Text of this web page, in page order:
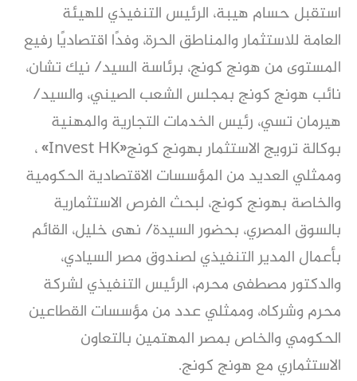
استقبل حسام هيبة، الرئيس التنفيذي للهيئة
العامة للاستثمار والمناطق الحرة، وفدًا اقتصاديًا رفيع
المستوى من هونج كونج، برئاسة السيد/ نيك تشان،
نائب هونج كونج بمجلس الشعب الصيني، والسيد/
هيرمان تسي، رئيس الخدمات التجارية والمهنية
بوكالة ترويج الاستثمار بهونج كونج«Invest HK» ،
وممثلي العديد من المؤسسات الاقتصادية الحكومية
والخاصة بهونج كونج، لبحث الفرص الاستثمارية
بالسوق المصري، بحضور السيدة/ نهى خليل، القائم
بأعمال المدير التنفيذي لصندوق مصر السيادي،
والدكتور مصطفى محرم، الرئيس التنفيذي لشركة
محرم وشركاه، وممثلي عدد من مؤسسات القطاعين
الحكومي والخاص بمصر المهتمين بالتعاون
الاستثماري مع هونج كونج.